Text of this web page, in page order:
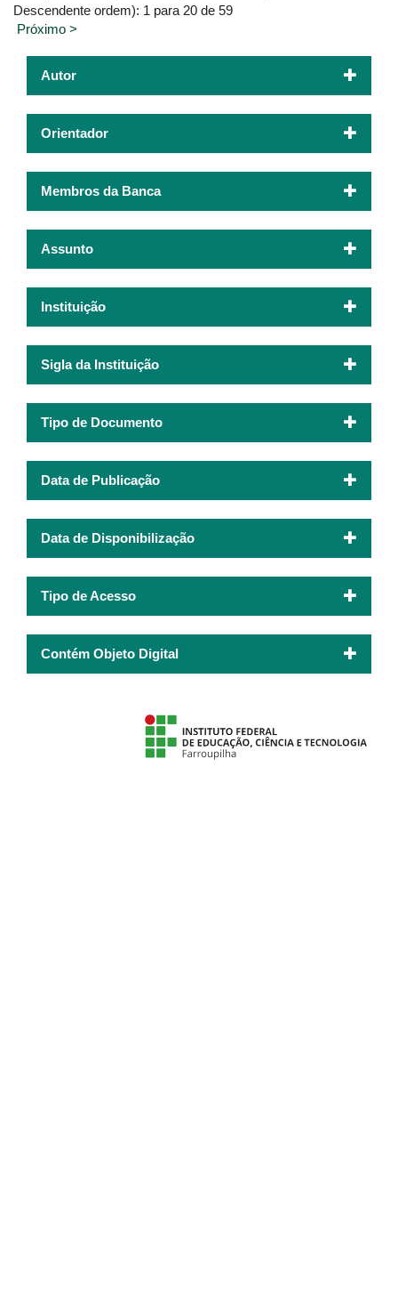
Descendente ordem): 1 para 20 de 59
Próximo >
Autor
Orientador
Membros da Banca
Assunto
Instituição
Sigla da Instituição
Tipo de Documento
Data de Publicação
Data de Disponibilização
Tipo de Acesso
Contém Objeto Digital